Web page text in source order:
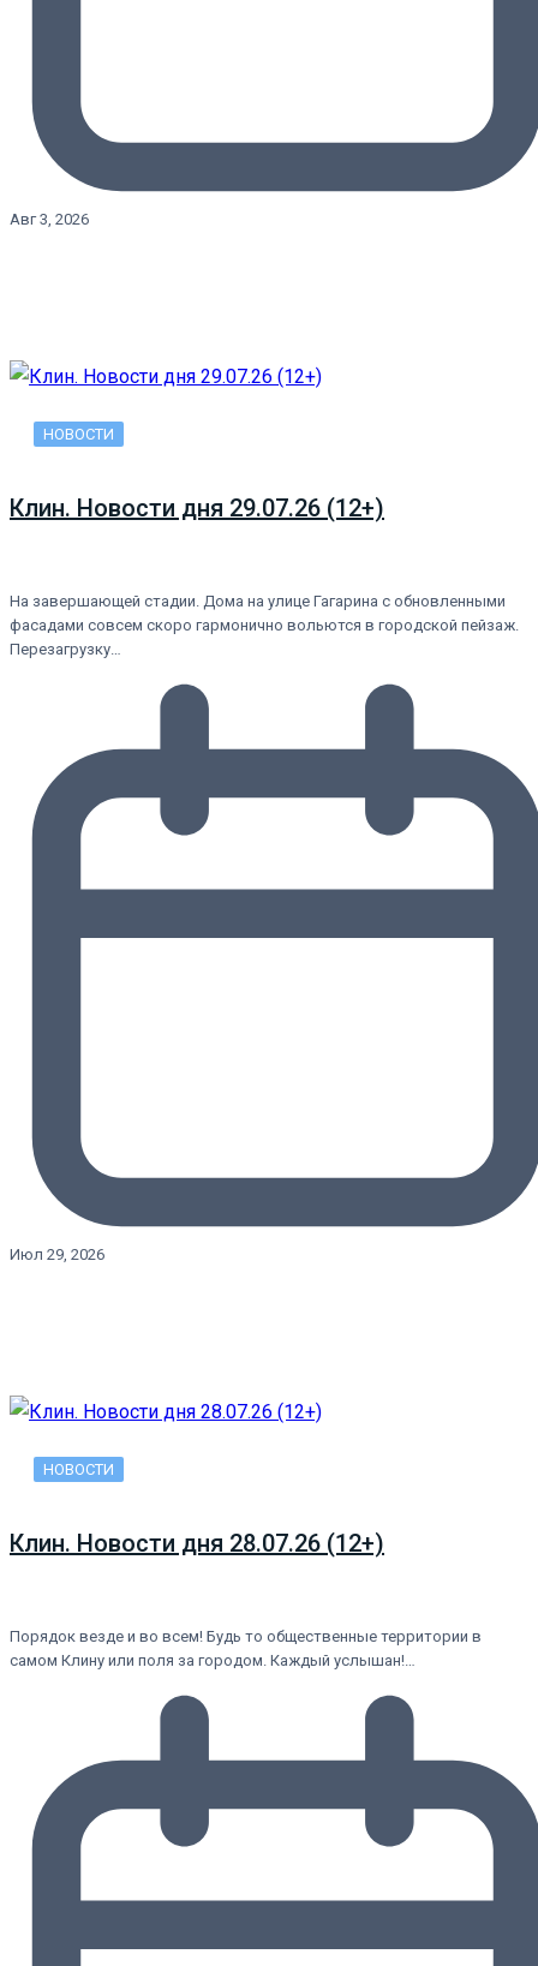
Авг 3, 2026
НОВОСТИ
Клин. Новости дня 29.07.26 (12+)
На завершающей стадии. Дома на улице Гагарина с обновленными
фасадами совсем скоро гармонично вольются в городской пейзаж.
Перезагрузку…
Июл 29, 2026
НОВОСТИ
Клин. Новости дня 28.07.26 (12+)
Порядок везде и во всем! Будь то общественные территории в
самом Клину или поля за городом. Каждый услышан!…